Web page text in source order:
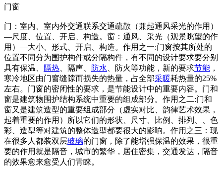
门窗
门：室内、室内外交通联系交通疏散（兼起通风采光的作用）
—尺度、位置、开启、构造。窗：通风、采光（观景眺望的作
用）—大小、形式、开启、构造。作用之一:门窗按其所处的
位置不同分为围护构件或分隔构件，有不同的设计要求要分别
具有保温、
隔热 、隔声、 防水 、防火等功能，新的要求节能 ，
寒冷地区由门窗缝隙而损失的热量，占全部采暖耗热量的25%
左右。门窗的密闭性的要求，是节能设计中的重要内容。门和
窗是建筑物围护结构系统中重要的组成部分。作用之二:门和
窗又是建筑造型的重要组成部分（虚实对比、韵律艺术效果，
起着重要的作用）所以它们的形状、尺寸、比例、排列、、色
彩、造型等对建筑的整体造型都要很大的影响。作用之三：现
在很多人都装双层玻璃的门窗，除了能增强保温的效果，很重
要的作用就是隔音，城市的繁华，居住密集，交通发达，隔音
的效果愈来愈受人们青睐。